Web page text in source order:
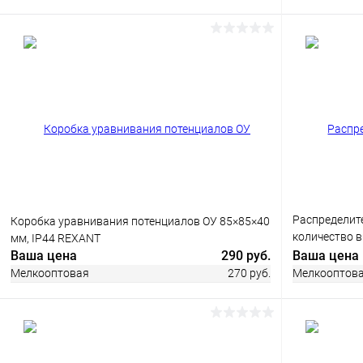
Коробка уравнивания потенциалов ОУ 85×85×40
мм, IP44 REXANT
Ваша цена 290 руб.
Мелкооптовая 270 руб.
количество
цвет
Ваша цена